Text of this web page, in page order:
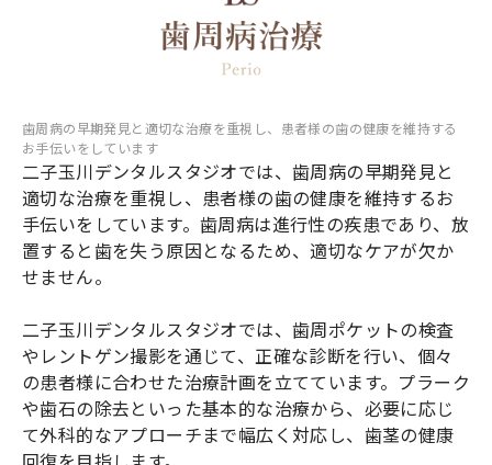
歯周病の早期発見と適切な治療を重視し、患者様の歯の健康を維持する
お手伝いをしています
二子玉川デンタルスタジオでは、歯周病の早期発見と
適切な治療を重視し、患者様の歯の健康を維持するお
手伝いをしています。歯周病は進行性の疾患であり、放
置すると歯を失う原因となるため、適切なケアが欠か
せません。
二子玉川デンタルスタジオでは、歯周ポケットの検査
やレントゲン撮影を通じて、正確な診断を行い、個々
の患者様に合わせた治療計画を立てています。プラーク
や歯石の除去といった基本的な治療から、必要に応じ
て外科的なアプローチまで幅広く対応し、歯茎の健康